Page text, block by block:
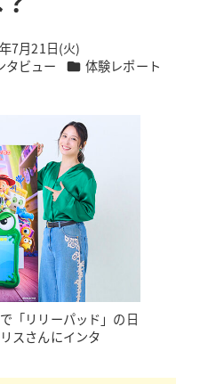
7月21日(火)
ー
タビュー カテゴリー
体験レポート
「リリーパッド」の日
スさんにインタ